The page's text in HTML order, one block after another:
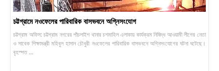
চট্টগ্রামে নওফেলের পারিবারিক বাসভবনে অগ্নিসংযোগ
চট্টগ্রাম অফিস: চট্টগ্রাম নগরের পাঁচলাইশ থানার চশমাহিল এলাকায় কার্যক্রম নিষিদ্ধ আওয়ামী লীগের নেতা
ও সাবেক শিক্ষামন্ত্রী মহিবুল হাসান চৌধুরী নওফেলের পারিবারিক বাসভবনে অগ্নিসংযোগের ঘটনা ঘটেছে।
বৃহস্পত ...